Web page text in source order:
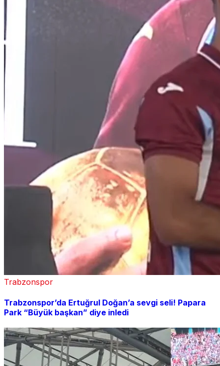
Trabzonspor
Trabzonspor’da Ertuğrul Doğan’a sevgi seli! Papara
Park “Büyük başkan” diye inledi